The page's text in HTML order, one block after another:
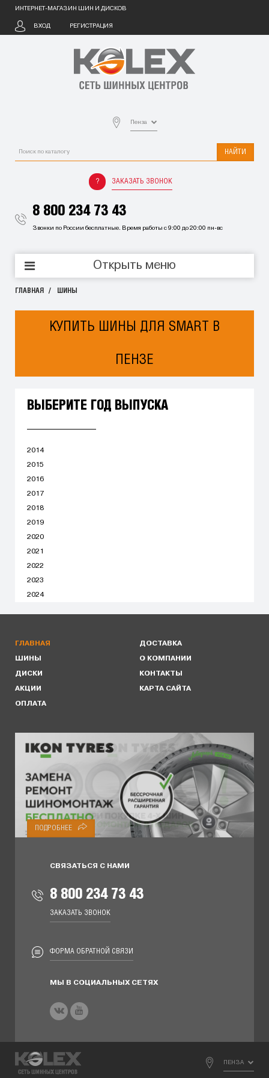
ИНТЕРНЕТ-МАГАЗИН ШИН И ДИСКОВ
ВХОД РЕГИСТРАЦИЯ
Пенза
НАЙТИ
ЗАКАЗАТЬ ЗВОНОК
8 800 234 73 43
Звонки по России бесплатные. Время работы с 9:00 до 20:00 пн-вс
Открыть меню
ГЛАВНАЯ ШИНЫ
КУПИТЬ ШИНЫ ДЛЯ SMART В
ПЕНЗЕ
ВЫБЕРИТЕ ГОД ВЫПУСКА
2014
2015
2016
2017
2018
2019
2020
2021
2022
2023
2024
ГЛАВНАЯ
ШИНЫ
ДИСКИ
АКЦИИ
ОПЛАТА
ДОСТАВКА
О КОМПАНИИ
КОНТАКТЫ
КАРТА САЙТА
ПОДРОБНЕЕ
ПОДРОБНЕЕ
СВЯЗАТЬСЯ С НАМИ
8 800 234 73 43
ЗАКАЗАТЬ ЗВОНОК
ФОРМА ОБРАТНОЙ СВЯЗИ
МЫ В СОЦИАЛЬНЫХ СЕТЯХ
ПЕНЗА